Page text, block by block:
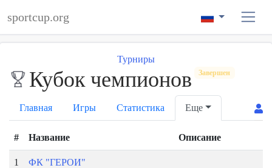
sportcup.org
Турниры
Кубок чемпионов Завершен
Главная Игры Статистика Еще
# Название Описание
1 ФК "ГЕРОИ"